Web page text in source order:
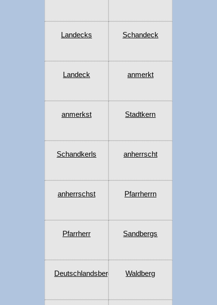
Landecks Schandeck
Landeck anmerkt
anmerkst Stadtkern
Schandkerls anherrscht
anherrschst Pfarrherrn
Pfarrherr Sandbergs
Deutschlandsberg Waldberg